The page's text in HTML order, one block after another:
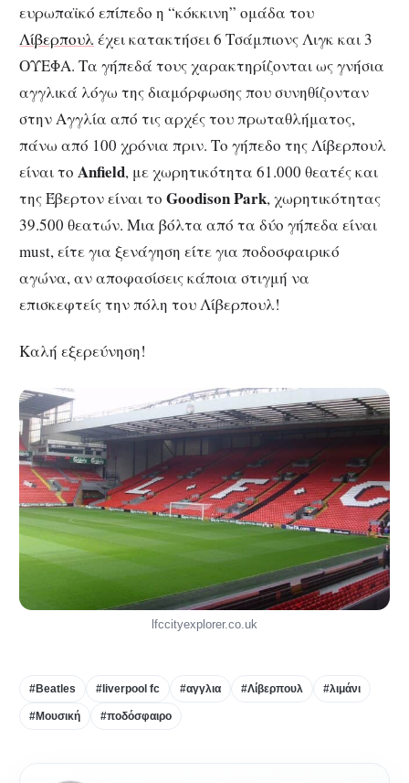
ευρωπαϊκό επίπεδο η “κόκκινη” ομάδα του
Λίβερπουλέχει κατακτήσει 6 Τσάμπιονς Λιγκ και 3
ΟΥΕΦΑ. Τα γήπεδά τους χαρακτηρίζονται ως γνήσια
αγγλικά λόγω της διαμόρφωσης που συνηθίζονταν
στην Αγγλία από τις αρχές του πρωταθλήματος,
πάνω από 100 χρόνια πριν. Το γήπεδο της Λίβερπουλ
είναι το Anfield, με χωρητικότητα 61.000 θεατές και
της Έβερτον είναι το Goodison Park, χωρητικότητας
39.500 θεατών. Μια βόλτα από τα δύο γήπεδα είναι
must, είτε για ξενάγηση είτε για ποδοσφαιρικό
αγώνα, αν αποφασίσεις κάποια στιγμή να
επισκεφτείς την πόλη του Λίβερπουλ!
Καλή εξερεύνηση!
lfccityexplorer.co.uk
#Beatles #liverpool fc #αγγλια #Λίβερπουλ #λιμάνι
#Μουσική #ποδόσφαιρο